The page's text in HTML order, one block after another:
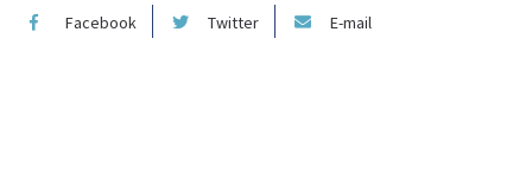
Facebook Twitter E-mail